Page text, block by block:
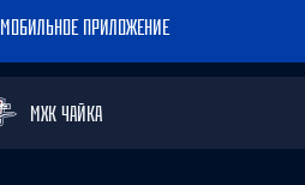
МОБИЛЬНОЕ ПРИЛОЖЕНИЕ
МХК ЧАЙКА